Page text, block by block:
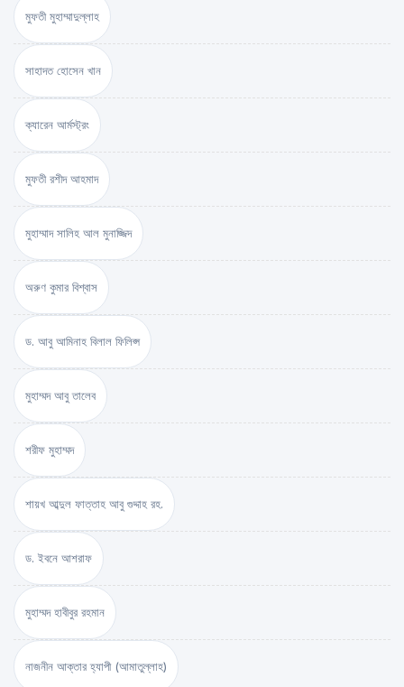
মুফতী মুহাম্মাদুল্লাহ
সাহাদত হোসেন খান
ক্যারেন আর্মস্ট্রং
মুফতী রশীদ আহমাদ
মুহাম্মাদ সালিহ আল মুনাজ্জিদ
অরুণ কুমার বিশ্বাস
ড. আবু আমিনাহ বিলাল ফিলিপ্স
মুহাম্মদ আবু তালেব
শরীফ মুহাম্মদ
শায়খ আব্দুল ফাত্তাহ আবু গুদ্দাহ রহ.
ড. ইবনে আশরাফ
মুহাম্মদ হাবীবুর রহমান
নাজনীন আক্তার হ্যাপী (আমাতুল্লাহ)